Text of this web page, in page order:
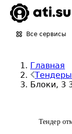
Все сервисы
Главная
Тендеры
Блоки, 3
Тендер